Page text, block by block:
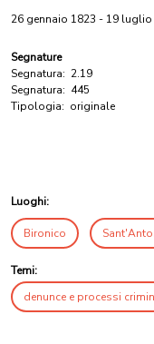
26 gennaio 1823 - 19 luglio
Segnature
Segnatura: 2.19
Segnatura: 445
Tipologia: originale
Luoghi:
Bironico
Temi:
denunce e processi